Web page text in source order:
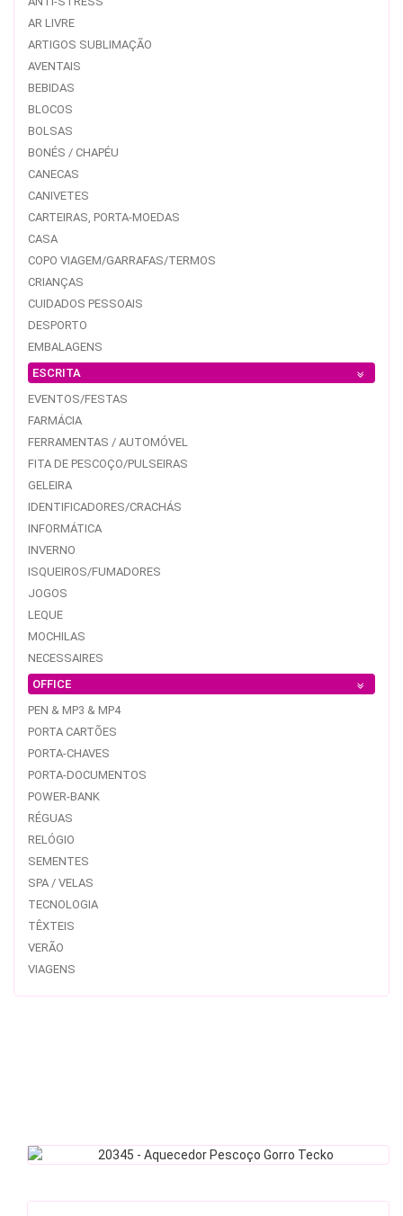
AR LIVRE
ARTIGOS SUBLIMAÇÃO
AVENTAIS
BEBIDAS
BLOCOS
BOLSAS
BONÉS / CHAPÉU
CANECAS
CANIVETES
CARTEIRAS, PORTA-MOEDAS
CASA
COPO VIAGEM/GARRAFAS/TERMOS
CRIANÇAS
CUIDADOS PESSOAIS
DESPORTO
EMBALAGENS
ESCRITA
EVENTOS/FESTAS
FARMÁCIA
FERRAMENTAS / AUTOMÓVEL
FITA DE PESCOÇO/PULSEIRAS
GELEIRA
IDENTIFICADORES/CRACHÁS
INFORMÁTICA
INVERNO
ISQUEIROS/FUMADORES
JOGOS
LEQUE
MOCHILAS
NECESSAIRES
OFFICE
PEN & MP3 & MP4
PORTA CARTÕES
PORTA-CHAVES
PORTA-DOCUMENTOS
POWER-BANK
RÉGUAS
RELÓGIO
SEMENTES
SPA / VELAS
TECNOLOGIA
TÊXTEIS
VERÃO
VIAGENS